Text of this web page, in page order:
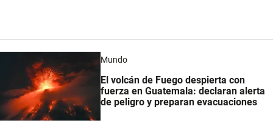
Mundo
El volcán de Fuego despierta con
fuerza en Guatemala: declaran alerta
de peligro y preparan evacuaciones